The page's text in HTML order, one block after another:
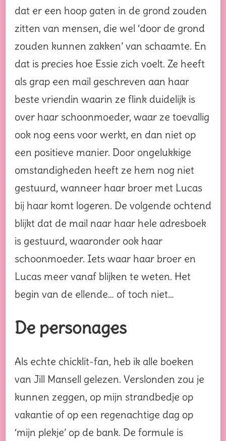
dat er een hoop gaten in de grond zouden
zitten van mensen, die wel ‘door de grond
zouden kunnen zakken’ van schaamte. En
dat is precies hoe Essie zich voelt. Ze heeft
als grap een mail geschreven aan haar
beste vriendin waarin ze flink duidelijk is
over haar schoonmoeder, waar ze toevallig
ook nog eens voor werkt, en dan niet op
een positieve manier. Door ongelukkige
omstandigheden heeft ze hem nog niet
gestuurd, wanneer haar broer met Lucas
bij haar komt logeren. De volgende ochtend
blijkt dat de mail naar haar hele adresboek
is gestuurd, waaronder ook haar
schoonmoeder. Iets waar haar broer en
Lucas meer vanaf blijken te weten. Het
begin van de ellende… of toch niet…
De personages
Als echte chicklit-fan, heb ik alle boeken
van Jill Mansell gelezen. Verslonden zou je
kunnen zeggen, op mijn strandbedje op
vakantie of op een regenachtige dag op
‘mijn plekje’ op de bank. De formule is